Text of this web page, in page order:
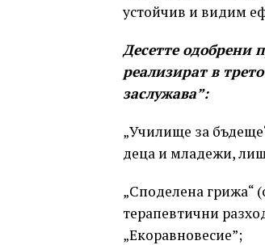
устойчив и видим
Десетте одобрени
реализират в
заслужава”:
„Училище за
деца и младежи,
„Споделена грижа“
терапевтични
„Екоравновесие”;